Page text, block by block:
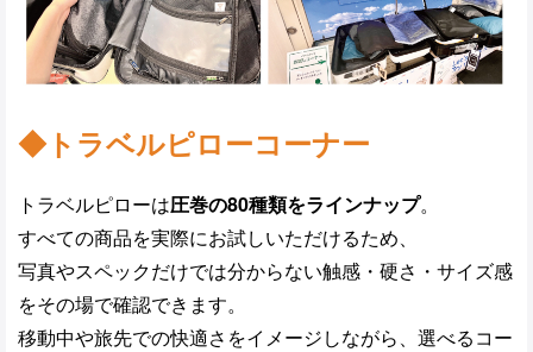
◆トラベルピローコーナー
トラベルピローは圧巻の80種類をラインナップ。
すべての商品を実際にお試しいただけるため、
写真やスペックだけでは分からない触感・硬さ・サイズ感
をその場で確認できます。
移動中や旅先での快適さをイメージしながら、選べるコー